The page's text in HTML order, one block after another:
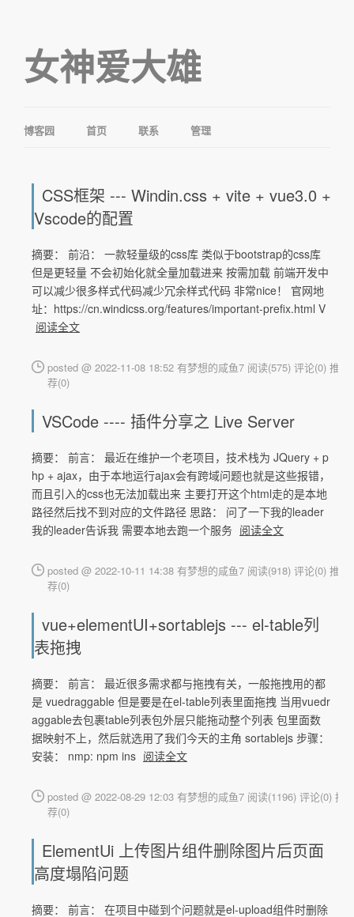
女神爱大雄
博客园 首页 联系 管理
CSS框架 --- Windin.css + vite + vue3.0 +
Vscode的配置
摘要： 前沿： 一款轻量级的css库 类似于bootstrap的css库
但是更轻量 不会初始化就全量加载进来 按需加载 前端开发中
可以减少很多样式代码减少冗余样式代码 非常nice！ 官网地
址：https://cn.windicss.org/features/important-prefix.html V
阅读全文
posted @ 2022-11-08 18:52 有梦想的咸鱼7 阅读(575) 评论(0) 推
荐(0)
VSCode ---- 插件分享之 Live Server
摘要： 前言： 最近在维护一个老项目，技术栈为 JQuery + p
hp + ajax，由于本地运行ajax会有跨域问题也就是这些报错，
而且引入的css也无法加载出来 主要打开这个html走的是本地
路径然后找不到对应的文件路径 思路： 问了一下我的leader
我的leader告诉我 需要本地去跑一个服务 阅读全文
posted @ 2022-10-11 14:38 有梦想的咸鱼7 阅读(918) 评论(0) 推
荐(0)
vue+elementUI+sortablejs --- el-table列
表拖拽
摘要： 前言： 最近很多需求都与拖拽有关，一般拖拽用的都
是 vuedraggable 但是要是在el-table列表里面拖拽 当用vuedr
aggable去包裹table列表包外层只能拖动整个列表 包里面数
据映射不上，然后就选用了我们今天的主角 sortablejs 步骤：
安装： nmp: npm ins 阅读全文
posted @ 2022-08-29 12:03 有梦想的咸鱼7 阅读(1196) 评论(0) 推
荐(0)
ElementUi 上传图片组件删除图片后页面
高度塌陷问题
摘要： 前言： 在项目中碰到个问题就是el-upload组件时删除